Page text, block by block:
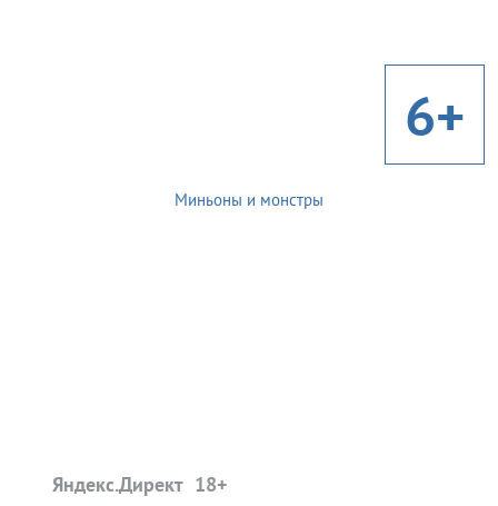
6+
Миньоны и монстры
Яндекс.Директ